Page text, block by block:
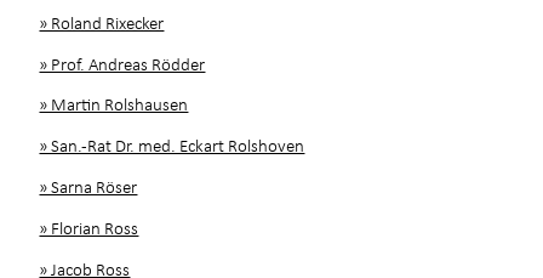
» Roland Rixecker
» Prof. Andreas Rödder
» Martin Rolshausen
» San.-Rat Dr. med. Eckart Rolshoven
» Sarna Röser
» Florian Ross
» Jacob Ross